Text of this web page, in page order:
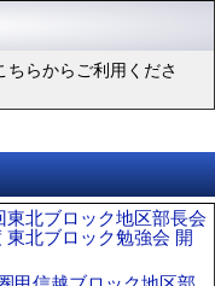
らからご利用くださ
東北ブロック地区部長会
北ブロック勉強会 開